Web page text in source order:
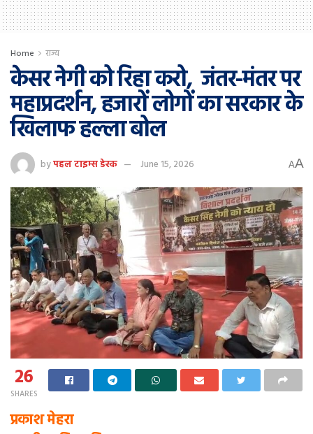
Home राज्य
केसर नेगी को रिहा करो, जंतर-मंतर पर
महाप्रदर्शन, हजारों लोगों का सरकार के
खिलाफ हल्ला बोल
byपहल टाइम्स डेस्क June 15, 2026 AA
26
SHARES
प्रकाश मेहरा